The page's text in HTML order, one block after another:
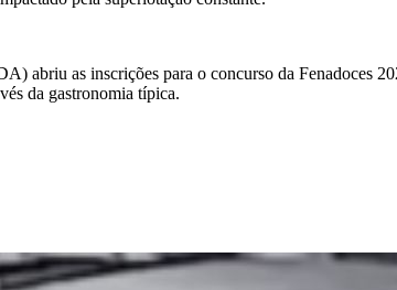
abriu as inscrições para o concurso da Fenadoces
da gastronomia típica.